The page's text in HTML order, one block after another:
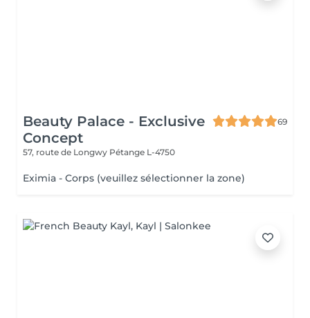
Beauty Palace - Exclusive
Concept
69
57, route de Longwy Pétange L-4750
Eximia - Corps (veuillez sélectionner la zone)